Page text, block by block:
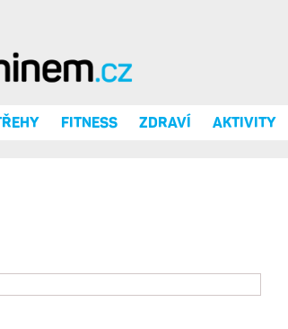
FITNESS ZDRAVÍ AKTIVITY